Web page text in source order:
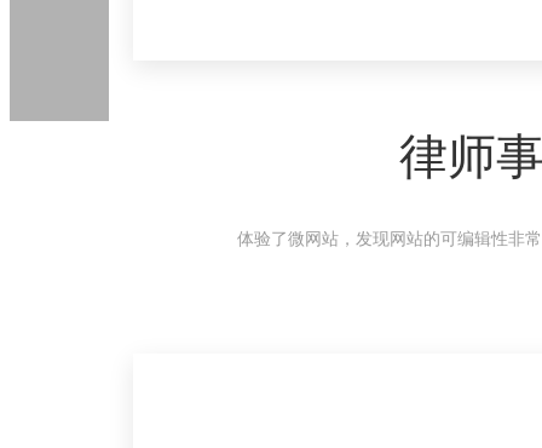
律师
体验了微网站，发现网站的可编辑性非